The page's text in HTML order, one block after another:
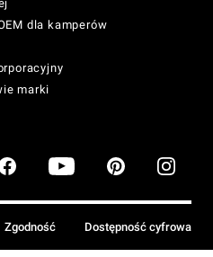
dla kamperów
marki
Zgodność Dostępność cyfrowa